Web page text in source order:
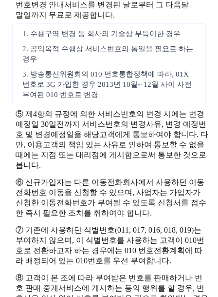
번호변경 안내서비스를 변경된 날로부터 그 다음달
말일까지 무료로 제공합니다.
1. 수용구역 변경 등 회사의 기술상 부득이한 경우
2. 공익목적 수행상 서비스번호의 통일을 필요로 하는
경우
3. 방송통신위원회의 010 번호통합정책에 따라, 01X
번호로 3G 가입한 경우 2013년 10월~ 12월 사이 사전
부여된 010 번호로 변경
⑤ 제4항의 규정에 의한 서비스번호의 변경 시에는 변경
예정일 30일전까지 서비스번호의 변경사유, 변경 예정번
호 및 변경예정일을 해당고객에게 통보하여야 합니다. 다
만, 이용고객의 책임 있는 사유로 인하여 통보할 수 없을
때에는 지점 또는 대리점에 게시함으로써 통보한 것으로
봅니다.
⑥ 신규가입자는 다른 이동전화회사에서 사용하던 이동
전화번호 이동을 신청할 수 있으며, 사업자는 가입자가
신청한 이동전화번호가 부여될 수 있도록 신청서를 접수
한 즉시 필요한 조치를 취하여야 합니다.
⑦ 기존에 사용하던 식별번호(011, 017, 016, 018, 019)는
부여하지 않으며, 이 식별번호를 사용하는 고객이 010번
호로 전환하고자 하는 경우에는 010 번호전환계획에 따
라 배정되어 있는 010번호를 우선 부여합니다.
⑧ 고객이 본 조에 따라 부여받은 번호를 판매하거나 번
호 판매 중계서비스에 게시하는 등의 행위를 할 경우, 번